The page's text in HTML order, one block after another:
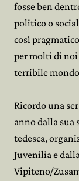
fosse ben
politico o
così
per molti di noi
terribile
Ricordo una
anno dalla sua
tedesca,
Juvenilia e
Vipiteno/